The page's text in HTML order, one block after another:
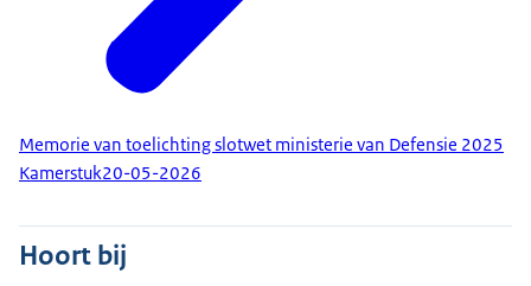
Memorie van toelichting slotwet ministerie van Defensie 2025
Kamerstuk20-05-2026
Hoort bij